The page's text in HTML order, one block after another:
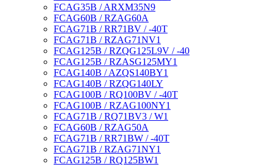
FCAG35B / ARXM35N9
FCAG60B / RZAG60A
FCAG71B / RR71BV / -40T
FCAG71B / RZAG71NV1
FCAG125B / RZQG125L9V / -40
FCAG125B / RZASG125MY1
FCAG140B / AZQS140BY1
FCAG140B / RZQG140LY
FCAG100B / RQ100BV / -40T
FCAG100B / RZAG100NY1
FCAG71B / RQ71BV3 / W1
FCAG60B / RZAG50A
FCAG71B / RR71BW / -40T
FCAG71B / RZAG71NY1
FCAG125B / RQ125BW1